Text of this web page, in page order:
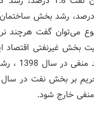
درمجموع می‌توان گفت
بخش غیرنفتی اقتصاد
بهتر از سال گذشته